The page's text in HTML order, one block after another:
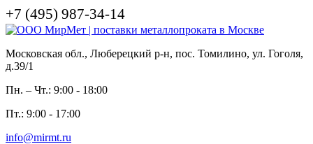
+7 (495) 987-34-14
Московская обл., Люберецкий р-н, пос. Томилино, ул. Гоголя,
д.39/1
Пн. – Чт.: 9:00 - 18:00
Пт.: 9:00 - 17:00
info@mirmt.ru